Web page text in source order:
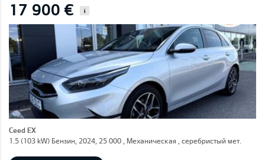
17 900 € i
Ceed EX
1.5 (103 kW) Бензин, 2024, 25 000 , Механическая , серебристый мет.